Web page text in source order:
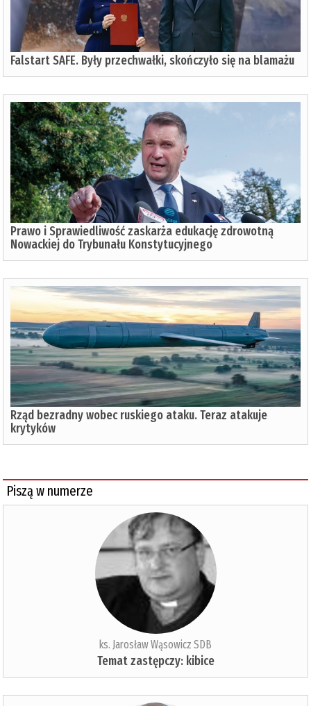
Falstart SAFE. Były przechwałki, skończyło się na blamażu
Prawo i Sprawiedliwość zaskarża edukację zdrowotną
Nowackiej do Trybunału Konstytucyjnego
Rząd bezradny wobec ruskiego ataku. Teraz atakuje
krytyków
Piszą w numerze
ks. Jarosław Wąsowicz SDB
Temat zastępczy: kibice